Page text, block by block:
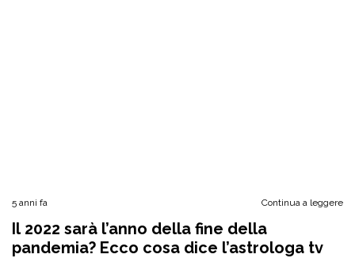
5 anni fa Continua a leggere
Il 2022 sarà l’anno della fine della
pandemia? Ecco cosa dice l’astrologa tv